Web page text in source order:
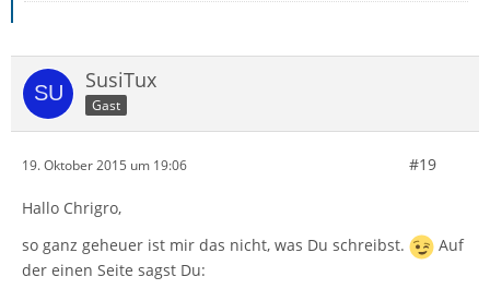
SusiTux
Gast
19. Oktober 2015 um 19:06 #19
Hallo Chrigro,
so ganz geheuer ist mir das nicht, was Du schreibst.
Auf
der einen Seite sagst Du: